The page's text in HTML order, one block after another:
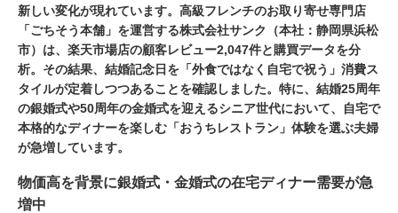
新しい変化が現れています。高級フレンチのお取り寄せ専門店
「ごちそう本舗」を運営する株式会社サンク（本社：静岡県浜松
市）は、楽天市場店の顧客レビュー2,047件と購買データを分
析。その結果、結婚記念日を「外食ではなく自宅で祝う」消費ス
タイルが定着しつつあることを確認しました。特に、結婚25周年
の銀婚式や50周年の金婚式を迎えるシニア世代において、自宅で
本格的なディナーを楽しむ「おうちレストラン」体験を選ぶ夫婦
が急増しています。
物価高を背景に銀婚式・金婚式の在宅ディナー需要が急
増中